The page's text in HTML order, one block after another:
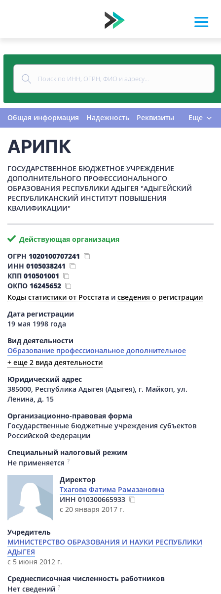
Общая информация Надежность
Реквизиты
Финансовая отчетность
Долги
Налоги и сборы История изменений
Еще
АРИПК
ГОСУДАРСТВЕННОЕ БЮДЖЕТНОЕ УЧРЕЖДЕНИЕ
ДОПОЛНИТЕЛЬНОГО ПРОФЕССИОНАЛЬНОГО
ОБРАЗОВАНИЯ РЕСПУБЛИКИ АДЫГЕЯ "АДЫГЕЙСКИЙ
РЕСПУБЛИКАНСКИЙ ИНСТИТУТ ПОВЫШЕНИЯ
КВАЛИФИКАЦИИ"
Действующая организация
ОГРН 1020100707241
ИНН 0105038241
КПП 010501001
ОКПО 16245652
Коды статистики от Росстата и сведения о регистрации
Дата регистрации
19 мая 1998 года
Вид деятельности
Образование профессиональное дополнительное
+ еще 2 вида деятельности
Юридический адрес
385000, Республика Адыгея (Адыгея), г. Майкоп, ул.
Ленина, д. 15
Организационно-правовая форма
Государственные бюджетные учреждения субъектов
Российской Федерации
Специальный налоговый режим
Не применяется ?
Директор
Тхагова Фатима Рамазановна
ИНН 010300665933
с 20 января 2017 г.
Учредитель
МИНИСТЕРСТВО ОБРАЗОВАНИЯ И НАУКИ РЕСПУБЛИКИ
АДЫГЕЯ
с 5 июня 2012 г.
Среднесписочная численность работников
Нет сведений ?